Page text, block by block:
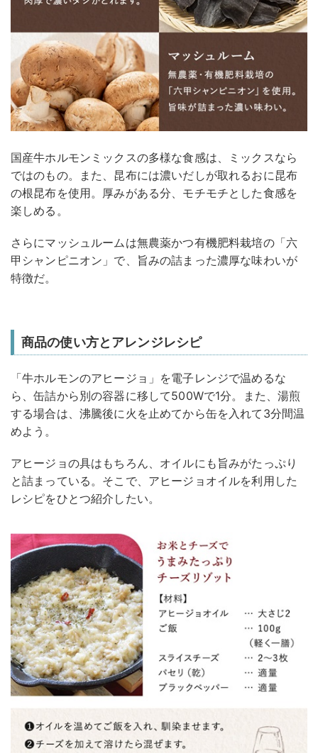
国産牛ホルモンミックスの多様な食感は、ミックスなら
ではのもの。また、昆布には濃いだしが取れるおに昆布
の根昆布を使用。厚みがある分、モチモチとした食感を
楽しめる。
さらにマッシュルームは無農薬かつ有機肥料栽培の「六
甲シャンピニオン」で、旨みの詰まった濃厚な味わいが
特徴だ。
商品の使い方とアレンジレシピ
「牛ホルモンのアヒージョ」を電子レンジで温めるな
ら、缶詰から別の容器に移して500Wで1分。また、湯煎
する場合は、沸騰後に火を止めてから缶を入れて3分間温
めよう。
アヒージョの具はもちろん、オイルにも旨みがたっぷり
と詰まっている。そこで、アヒージョオイルを利用した
レシピをひとつ紹介したい。